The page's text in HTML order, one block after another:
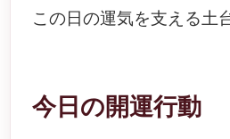
この日の運気を支える土
今日の開運行動